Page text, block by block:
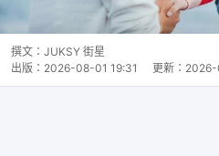
撰文： JUKSY 街星
出版： 2026-08-01 19:31 更新： 2026-